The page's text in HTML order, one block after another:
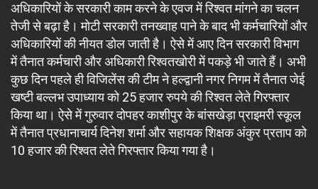
अधिकारियों के सरकारी काम करने के एवज में रिश्वत मांगने का चलन
तेजी से बढ़ा है। मोटी सरकारी तनख्वाह पाने के बाद भी कर्मचारियों और
अधिकारियों की नीयत डोल जाती है। ऐसे में आए दिन सरकारी विभाग
में तैनात कर्मचारी और अधिकारी रिश्वतखोरी में पकड़े भी जाते हैं। अभी
कुछ दिन पहले ही विजिलेंस की टीम ने हल्द्वानी नगर निगम में तैनात जेई
खष्टी बल्लभ उपाध्याय को 25 हजार रुपये की रिश्वत लेते गिरफ्तार
किया था। ऐसे में गुरुवार दोपहर काशीपुर के बांसखेड़ा प्राइमरी स्कूल
में तैनात प्रधानाचार्य दिनेश शर्मा और सहायक शिक्षक अंकुर प्रताप को
10 हजार की रिश्वत लेते गिरफ्तार किया गया है।